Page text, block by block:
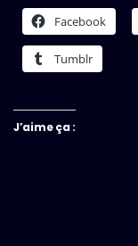
Facebook
Tumblr
J’aime ça :